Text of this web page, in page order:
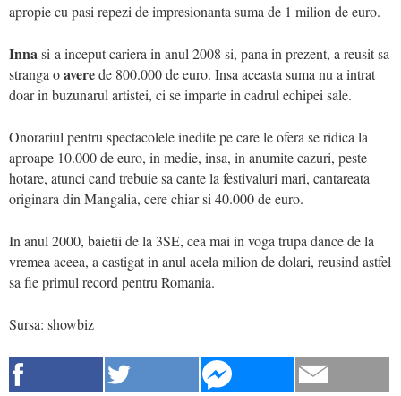
apropie cu pasi repezi de impresionanta suma de 1 milion de euro.
Innasi-a inceput cariera in anul 2008 si, pana in prezent, a reusit sa
stranga oaverede 800.000 de euro. Insa aceasta suma nu a intrat
doar in buzunarul artistei, ci se imparte in cadrul echipei sale.
Onorariul pentru spectacolele inedite pe care le ofera se ridica la
aproape 10.000 de euro, in medie, insa, in anumite cazuri, peste
hotare, atunci cand trebuie sa cante la festivaluri mari, cantareata
originara din Mangalia, cere chiar si 40.000 de euro.
In anul 2000, baietii de la 3SE, cea mai in voga trupa dance de la
vremea aceea, a castigat in anul acela milion de dolari, reusind astfel
sa fie primul record pentru Romania.
Sursa: showbiz